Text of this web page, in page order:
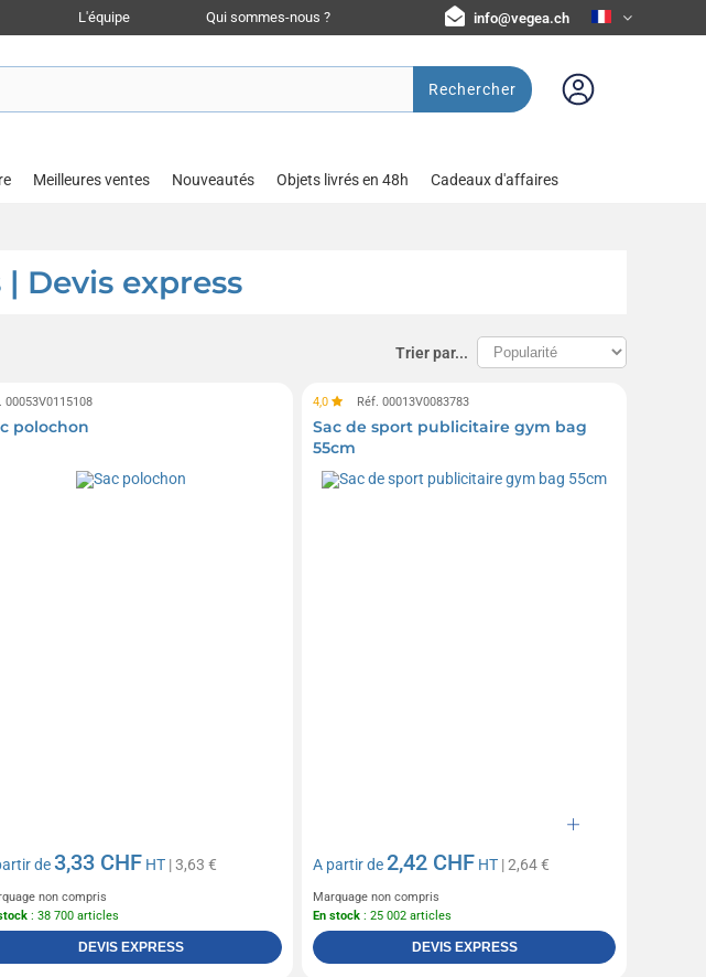
L'équipe Qui sommes-nous ? info@vegea.ch
Rechercher
Meilleures ventes Nouveautés Objets livrés en 48h Cadeaux d'affaires
Devis express
Trier par...
00053V0115108
polochon
de3,33 CHF HT| 3,63 €
non compris
: 38 700 articles
DEVIS EXPRESS
4,0 Réf. 00013V0083783
Sac de sport publicitaire gym bag
55cm
A partir de2,42 CHF HT | 2,64 €
Marquage non compris
En stock : 25 002 articles
DEVIS EXPRESS